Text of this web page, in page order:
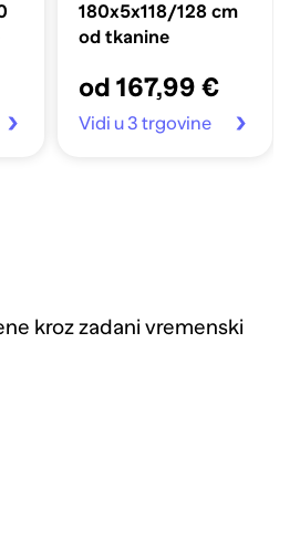
180x5x118/128 cm
od tkanine
od 167,99 €
Vidi u 3 trgovine
kroz zadani vremenski